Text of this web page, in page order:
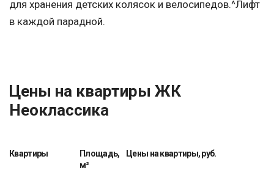
для хранения детских колясок и велосипедов.^Лифт
в каждой парадной.
Цены на квартиры ЖК
Неоклассика
Квартиры
Площадь,
м²
Цены на квартиры, руб.